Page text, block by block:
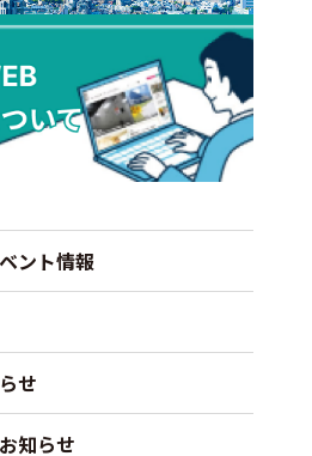
ント情報
せ
知らせ